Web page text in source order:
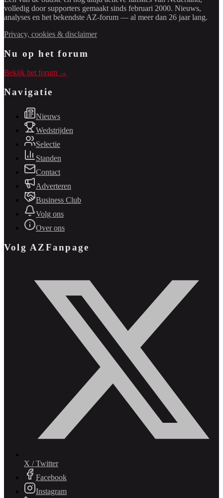
volledig door supporters gemaakt sinds februari 2000. Nieuws,
analyses en het bekendste AZ-forum — al meer dan 26 jaar lang.
Privacy, cookies & disclaimer
Nu op het forum
Bekijk het forum →
Navigatie
Nieuws
Wedstrijden
Selectie
Standen
Contact
Adverteren
Business Club
Volg ons
Over ons
Volg AZFanpage
X / Twitter
Facebook
Instagram